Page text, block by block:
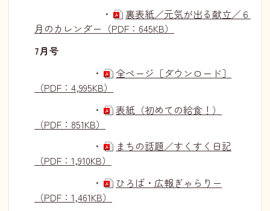
・
裏表紙／元気が出る献立／６
月のカレンダー（PDF：645KB）
7月号
・
全ページ［ダウンロード］
（PDF：4,995KB）
・
表紙（初めての給食！）
（PDF：851KB）
・
まちの話題／すくすく日記
（PDF：1,910KB）
・
ひろば・広報ぎゃらりー
（PDF：1,461KB）